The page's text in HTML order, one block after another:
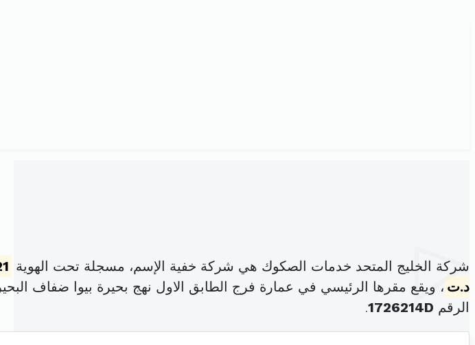
شركة الخليج المتحد خدمات الصكوك هي شركة خفية الإسم، مسجلة تحت الهوية
د.ت ، ويقع مقرها الرئيسي في عمارة فرج الطابق الاول نهج بحيرة بيوا ضفاف
الرقم 1726214D
.